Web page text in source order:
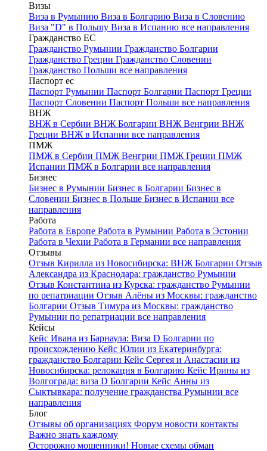
Визы
Виза в Румынию Виза в Болгарию Виза в Словению
Виза "D" в Польшу Виза в Испанию все направления
Гражданство ЕС
Гражданство Румынии Гражданство Болгарии
Гражданство Греции Гражданство Словении
Гражданство Польши все направления
Паспорт ес
Паспорт Румынии Паспорт Болгарии Паспорт Греции
Паспорт Словении Паспорт Польши все направления
ВНЖ
ВНЖ в Сербии ВНЖ Болгарии ВНЖ Венгрии ВНЖ
Греции ВНЖ в Испании все направления
ПМЖ
ПМЖ в Сербии ПМЖ Венгрии ПМЖ Греции ПМЖ
Испании ПМЖ в Болгарии все направления
Бизнес
Бизнес в Румынии Бизнес в Болгарии Бизнес в
Словении Бизнес в Польше Бизнес в Испании все
направления
Работа
Работа в Европе Работа в Румынии Работа в Эстонии
Работа в Чехии Работа в Германии все направления
Отзывы
Отзыв Кирилла из Новосибирска: ВНЖ Болгарии Отзыв
Александра из Краснодара: гражданство Румынии
Отзыв Константина из Курска: гражданство Румынии
по репатриации Отзыв Алёны из Москвы: гражданство
Болгарии Отзыв Тимура из Москвы: гражданство
Румынии по репатриации все направления
Кейсы
Кейс Ивана из Барнаула: Виза D Болгарии по
происхождению Кейс Юлии из Екатеринбурга:
гражданство Болгарии Кейс Сергея и Анастасии из
Новосибирска: релокация в Болгарию Кейс Ирины из
Волгограда: виза D Болгарии Кейс Анны из
Сыктывкара: получение гражданства Румынии все
направления
Блог
Отзывы об организациях Форум новости контакты
Важно знать каждому
Осторожно мошенники! Новые схемы обман